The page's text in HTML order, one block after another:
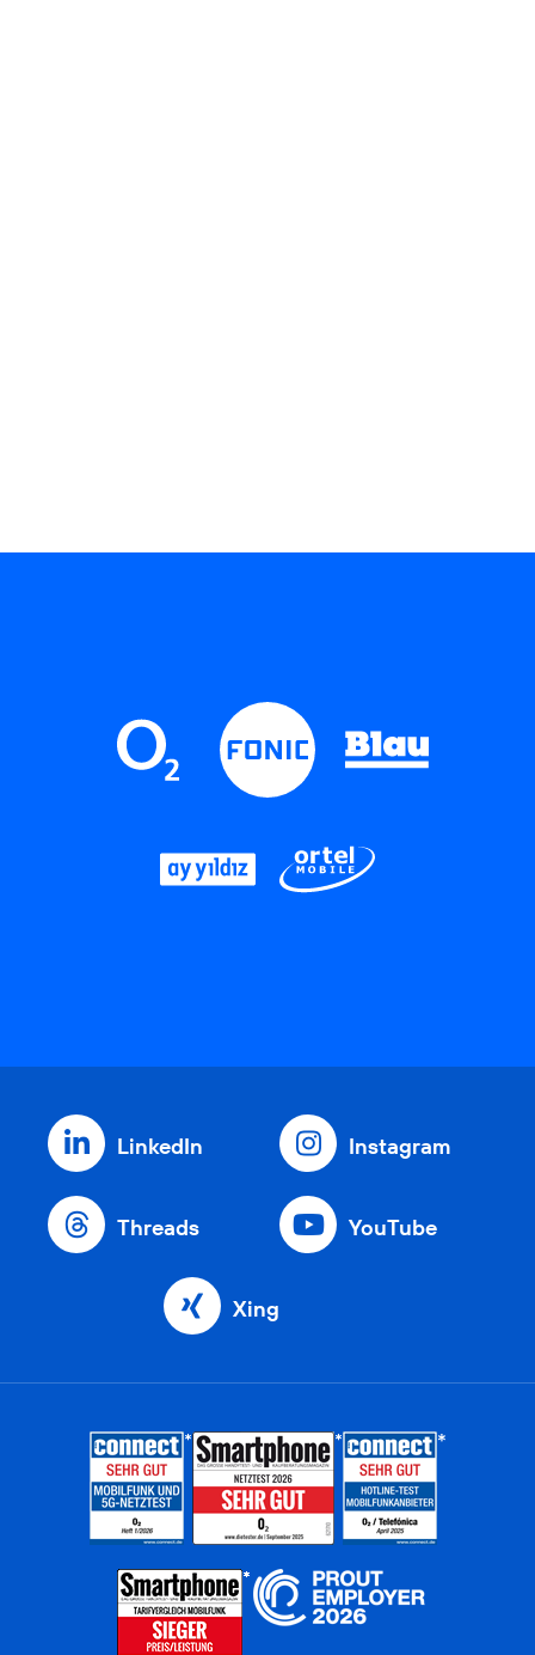
LinkedIn Instagram
Threads YouTube
Xing